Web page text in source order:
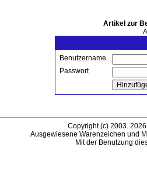
Artikel zur
Benutzername
Passwort
Copyright (c)
Ausgewiesene Warenzeichen und
Mit der Benutzung